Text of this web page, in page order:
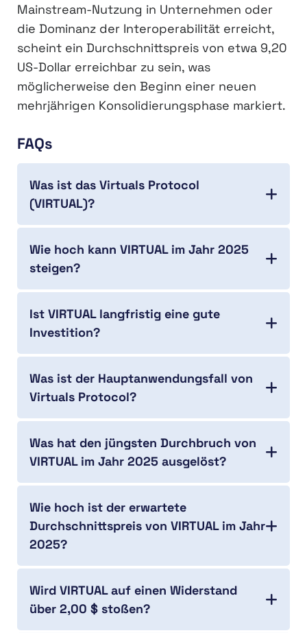
Mainstream-Nutzung in Unternehmen oder
die Dominanz der Interoperabilität erreicht,
scheint ein Durchschnittspreis von etwa 9,20
US-Dollar erreichbar zu sein, was
möglicherweise den Beginn einer neuen
mehrjährigen Konsolidierungsphase markiert.
FAQs
Was ist das Virtuals Protocol
(VIRTUAL)?
Wie hoch kann VIRTUAL im Jahr 2025
steigen?
Ist VIRTUAL langfristig eine gute
Investition?
Was ist der Hauptanwendungsfall von
Virtuals Protocol?
Was hat den jüngsten Durchbruch von
VIRTUAL im Jahr 2025 ausgelöst?
Wie hoch ist der erwartete
Durchschnittspreis von VIRTUAL im Jahr
2025?
Wird VIRTUAL auf einen Widerstand
über 2,00 $ stoßen?